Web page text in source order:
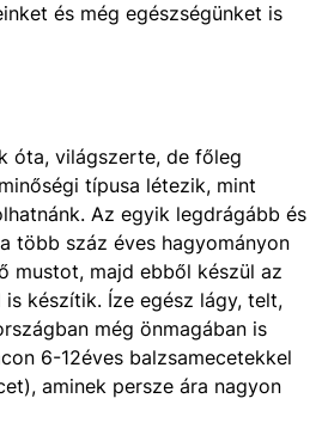
és még egészségünket is
óta, világszerte, de főleg
típusa létezik, mint
Az egyik legdrágább és
több száz éves hagyományon
mustot, majd ebből készül az
készítik. Íze egész lágy, telt,
még önmagában is
6-12éves balzsamecetekkel
aminek persze ára nagyon